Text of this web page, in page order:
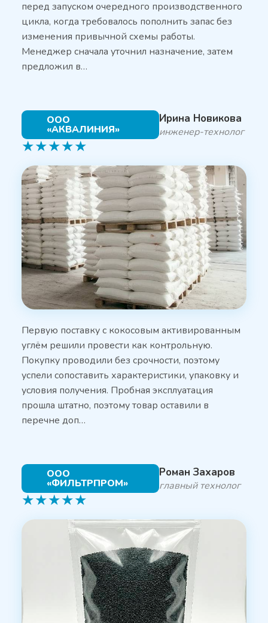
перед запуском очередного производственного
цикла, когда требовалось пополнить запас без
изменения привычной схемы работы.
Менеджер сначала уточнил назначение, затем
предложил в…
ООО
«АКВАЛИНИЯ»
Ирина Новикова
инженер-технолог
★★★★★
Первую поставку с кокосовым активированным
углём решили провести как контрольную.
Покупку проводили без срочности, поэтому
успели сопоставить характеристики, упаковку и
условия получения. Пробная эксплуатация
прошла штатно, поэтому товар оставили в
перечне доп…
ООО
«ФИЛЬТРПРОМ»
Роман Захаров
главный технолог
★★★★★